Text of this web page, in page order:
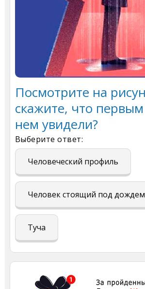
Посмотрите на
скажите, что
нем увидели?
Выберите ответ:
Человеческий профиль
Человек стоящий под дождем
Туча